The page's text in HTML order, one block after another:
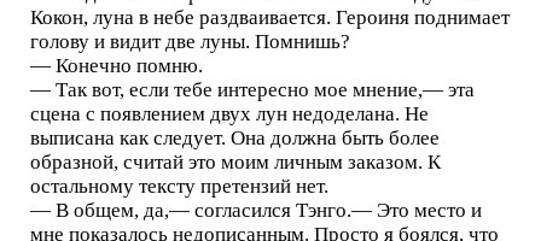
Кокон, луна в небе раздваивается. Героиня поднимает
голову и видит две луны. Помнишь?
— Конечно помню.
— Так вот, если тебе интересно мое мнение,— эта
сцена с появлением двух лун недоделана. Не
выписана как следует. Она должна быть более
образной, считай это моим личным заказом. К
остальному тексту претензий нет.
— В общем, да,— согласился Тэнго.— Это место и
мне показалось недописанным. Просто я боялся, что